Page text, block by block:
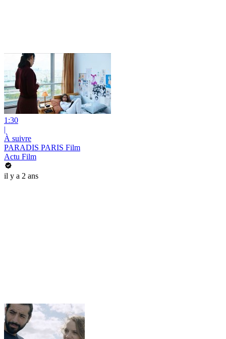
1:30
|
À suivre
PARADIS PARIS Film
Actu Film
il y a 2 ans